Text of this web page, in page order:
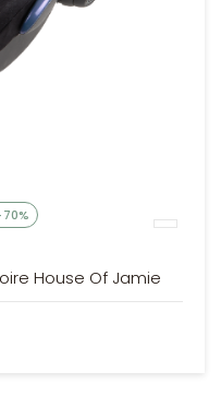
House Of Jamie